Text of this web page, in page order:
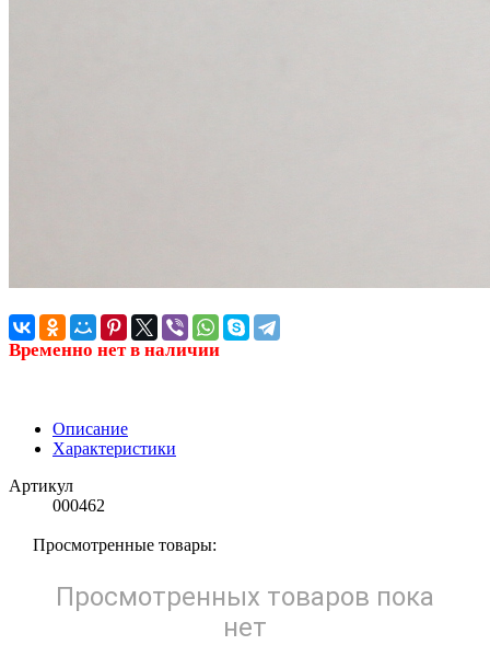
Временно нет в наличии
Описание
Характеристики
Артикул
000462
Просмотренные товары:
Просмотренных товаров пока
нет